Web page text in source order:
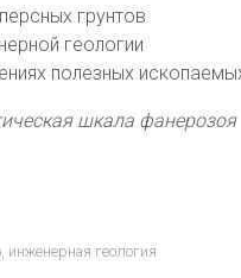
грунтов
геологии
полезных
шкала фанерозоя
, инженерная геология